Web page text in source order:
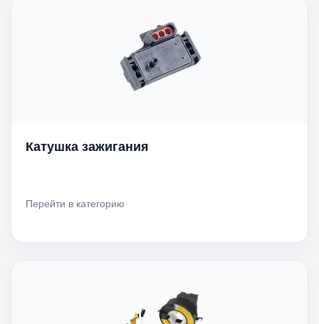
Катушка зажигания
Перейти в категорию